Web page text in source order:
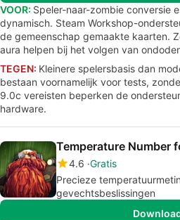
VOOR: Speler-naar-zombie conversie
dynamisch. Steam Workshop-
de gemeenschap gemaakte kaarten.
aura helpen bij het volgen van
TEGEN: Kleinere spelersbasis dan
bestaan voornamelijk voor tests,
9.0c vereisten beperken de
hardware.
Temperature Number
4.6 Gratis
Precieze
gevechtsbeslissingen